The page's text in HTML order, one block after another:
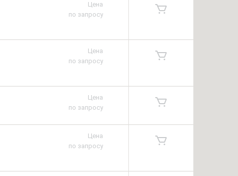
Цена
по запросу
Цена
по запросу
Цена
по запросу
Цена
по запросу